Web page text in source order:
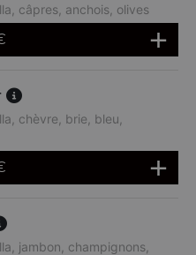
câpres, anchois, olives
chèvre, brie, bleu,
jambon, champignons,